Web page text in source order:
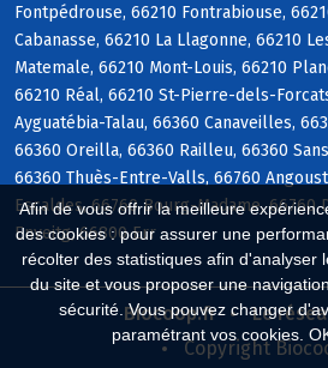
Afin de vous offrir la meilleure
des cookies : pour assurer une
récolter des statistiques afin d'analyser
du site et vous proposer une
sécurité. Vous pouvez changer
paramétrant vos cookies.
Fontpédrouse, 66210 Fontrabiouse,
Cabanasse, 66210 La Llagonne, 66210
Matemale, 66210 Mont-Louis, 66210
66210 Réal, 66210 St-Pierre-dels-
Ayguatébia-Talau, 66360 Canaveilles,
66360 Oreilla, 66360 Railleu, 66360
66360 Thuès-Entre-Valls, 66760
Escaldes, 66760 Bourg-Madame, 66760
Enveitg, 66800 Err
Biocoop.fr
Le
Copyright